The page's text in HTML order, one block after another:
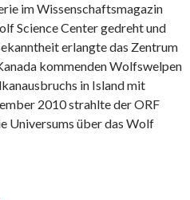
im Wissenschaftsmagazin
Science Center gedreht und
erlangte das Zentrum
kommenden Wolfswelpen
in Island mit
2010 strahlte der ORF
Universums über das Wolf